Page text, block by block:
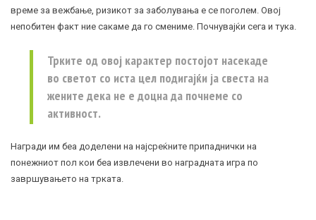
време за вежбање, ризикот за заболувања е се поголем. Овој
непобитен факт ние сакаме да го смениме. Почнувајќи сега и тука.
Трките од овој карактер постојот насекаде
во светот со иста цел подигајќи ја свеста на
жените дека не е доцна да почнеме со
активност.
Награди им беа доделени на најсреќните припаднички на
понежниот пол кои беа извлечени во наградната игра по
завршувањето на трката.